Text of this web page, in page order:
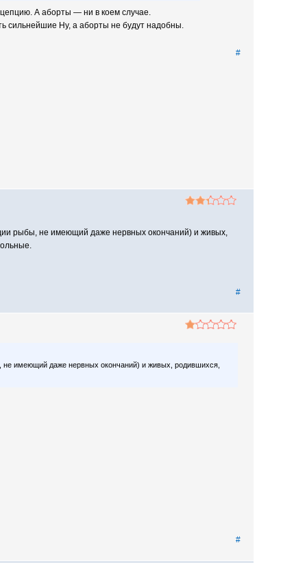
А аборты — ни в коем случае.
сильнейшие Ну, а аборты не будут надобны.
#
рыбы, не имеющий даже нервных окончаний) и живых,
#
не имеющий даже нервных окончаний) и живых, родившихся,
#